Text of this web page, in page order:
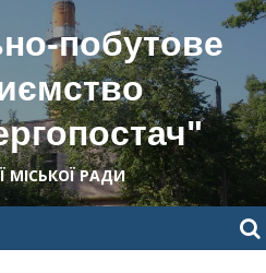
побутове
МІСЬКОЇ РАДИ